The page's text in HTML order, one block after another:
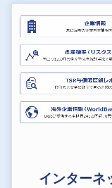
インター